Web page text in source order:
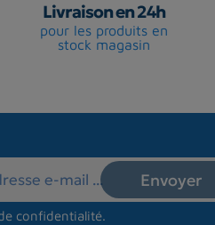
Livraison en 24h
pour les produits en
stock magasin
confidentialité.